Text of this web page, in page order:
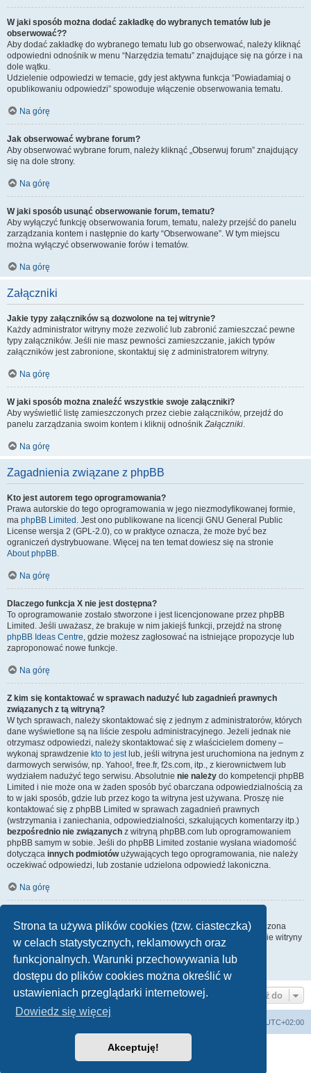
Strona ta używa plików cookies (tzw. ciasteczka)
w celach statystycznych, reklamowych oraz
funkcjonalnych. Warunki przechowywania lub
dostępu do plików cookies można określić w
ustawieniach przeglądarki internetowej.
Dowiedz się więcej
Akceptuję!
W jaki sposób można dodać zakładkę do wybranych tematów lub je
obserwować??
Aby dodać zakładkę do wybranego tematu lub go obserwować, należy kliknąć
odpowiedni odnośnik w menu “Narzędzia tematu” znajdujące się na górze i na
dole wątku.
Udzielenie odpowiedzi w temacie, gdy jest aktywna funkcja “Powiadamiaj o
opublikowaniu odpowiedzi” spowoduje włączenie obserwowania tematu.
Na górę
Jak obserwować wybrane forum?
Aby obserwować wybrane forum, należy kliknąć „Obserwuj forum” znajdujący
się na dole strony.
Na górę
W jaki sposób usunąć obserwowanie forum, tematu?
Aby wyłączyć funkcję obserwowania forum, tematu, należy przejść do panelu
zarządzania kontem i następnie do karty “Obserwowane”. W tym miejscu
można wyłączyć obserwowanie forów i tematów.
Na górę
Załączniki
Jakie typy załączników są dozwolone na tej witrynie?
Każdy administrator witryny może zezwolić lub zabronić zamieszczać pewne
typy załączników. Jeśli nie masz pewności zamieszczanie, jakich typów
załączników jest zabronione, skontaktuj się z administratorem witryny.
Na górę
W jaki sposób można znaleźć wszystkie swoje załączniki?
Aby wyświetlić listę zamieszczonych przez ciebie załączników, przejdź do
panelu zarządzania swoim kontem i kliknij odnośnikZałączniki.
Na górę
Zagadnienia związane z phpBB
Kto jest autorem tego oprogramowania?
Prawa autorskie do tego oprogramowania w jego niezmodyfikowanej formie,
ma phpBB Limited . Jest ono publikowane na licencji GNU General Public
License wersja 2 (GPL-2.0), co w praktyce oznacza, że może być bez
ograniczeń dystrybuowane. Więcej na ten temat dowiesz się na stronie
About phpBB.
Na górę
Dlaczego funkcja X nie jest dostępna?
To oprogramowanie zostało stworzone i jest licencjonowane przez phpBB
Limited. Jeśli uważasz, że brakuje w nim jakiejś funkcji, przejdź na stronę
phpBB Ideas Centre, gdzie możesz zagłosować na istniejące propozycje lub
zaproponować nowe funkcje.
Na górę
Z kim się kontaktować w sprawach nadużyć lub zagadnień prawnych
związanych z tą witryną?
W tych sprawach, należy skontaktować się z jednym z administratorów, których
dane wyświetlone są na liście zespołu administracyjnego. Jeżeli jednak nie
otrzymasz odpowiedzi, należy skontaktować się z właścicielem domeny –
wykonaj sprawdzenie kto to jestlub, jeśli witryna jest uruchomiona na jednym z
darmowych serwisów, np. Yahoo!, free.fr, f2s.com, itp., z kierownictwem lub
wydziałem nadużyć tego serwisu. Absolutnie nie należy do kompetencji phpBB
Limited i nie może ona w żaden sposób być obarczana odpowiedzialnością za
to w jaki sposób, gdzie lub przez kogo ta witryna jest używana. Proszę nie
kontaktować się z phpBB Limited w sprawach zagadnień prawnych
(wstrzymania i zaniechania, odpowiedzialności, szkalujących komentarzy itp.)
bezpośrednio nie związanych z witryną phpBB.com lub oprogramowaniem
phpBB samym w sobie. Jeśli do phpBB Limited zostanie wysłana wiadomość
dotycząca innych podmiotówużywających tego oprogramowania, nie należy
oczekiwać odpowiedzi, lub zostanie udzielona odpowiedź lakoniczna.
Na górę
Wszyscy użytkownicy witryny mogą używać – jeśli funkcja ta jest włączona
przez administratora witryny – formularza „Kontakt z nami”. Członkowie witryny
mogą także używać odnośnika „Zespół administracyjny”.
Na górę
Przejdź do
UTC+02:00
Technologię dostarczaphpBB® Forum Software © phpBB Limited
Polski pakiet językowy dostarcza